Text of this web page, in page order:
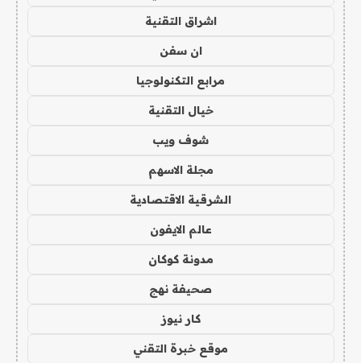
اشراق التقنية
ان سفن
مرابع التكنولوجيا
خيال التقنية
شوف ويب
مجلة الاسهم
الشرقية الاقتصادية
عالم الايفون
مدونة كوكان
صحيفة نهج
كار نيوز
موقع خبرة التقني